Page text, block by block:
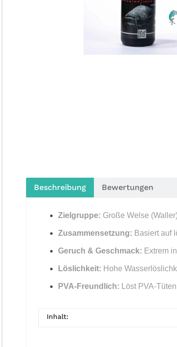
Beschreibung Bewertungen
Zielgruppe: Große Welse
Zusammensetzung: Basiert auf
Geruch & Geschmack: Extrem
Löslichkeit: Hohe
PVA-Freundlich: Löst PVA-
Inhalt: